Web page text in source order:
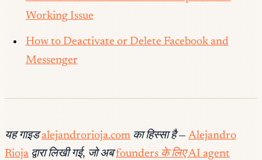
Working Issue
How to Deactivate or Delete Facebook and
Messenger
यह गाइडalejandrorioja.com का हिस्सा है — Alejandro
Rioja द्वारा लिखी गई, जो अबfounders के लिए AI agent